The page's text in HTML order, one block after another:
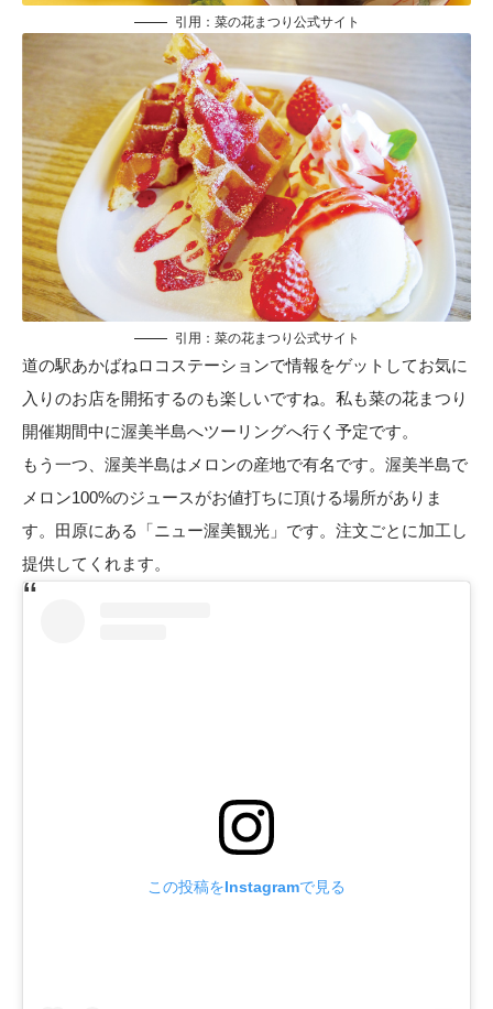
引用： 菜の花まつり公式サイト
引用： 菜の花まつり公式サイト
道の駅あかばねロコステーションで情報をゲットしてお気に
入りのお店を開拓するのも楽しいですね。私も菜の花まつり
開催期間中に渥美半島へツーリングへ行く予定です。
もう一つ、渥美半島はメロンの産地で有名です。渥美半島で
メロン100%のジュースがお値打ちに頂ける場所がありま
す。田原にある「ニュー渥美観光 」です。注文ごとに加工し
提供してくれます。
この投稿をInstagramで見る